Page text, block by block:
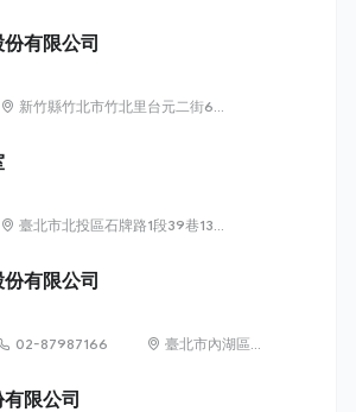
有限公司
新竹縣竹北市竹北里台元二街6號
臺北市北投區石牌路1段39巷134
有限公司
02-87987166
臺北市內湖區瑞
限公司